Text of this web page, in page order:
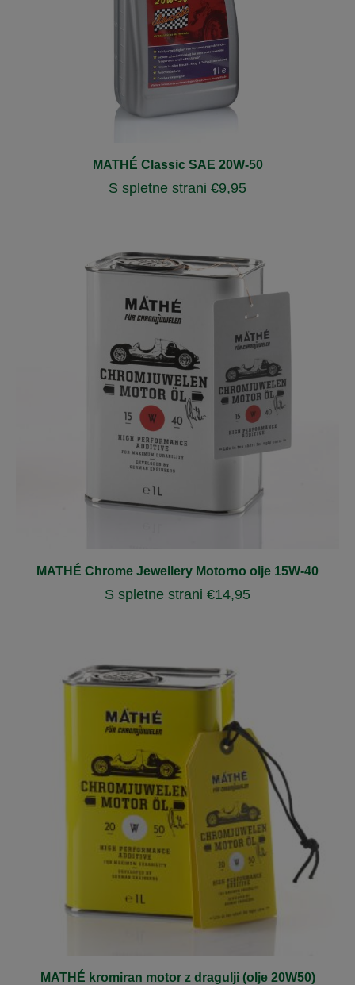
MATHÉ Classic SAE 20W-50
S spletne strani €9,95
MATHÉ Chrome Jewellery Motorno olje 15W-40
S spletne strani €14,95
MATHÉ kromiran motor z dragulji (olje 20W50)